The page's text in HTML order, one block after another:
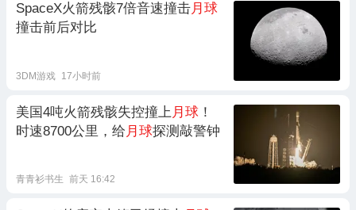
SpaceX火箭残骸7倍音速撞击月球
撞击前后对比
3DM游戏 17小时前
美国4吨火箭残骸失控撞上 月球 ！
时速8700公里，给 月球探测敲警钟
青青衫书生 前天 16:42